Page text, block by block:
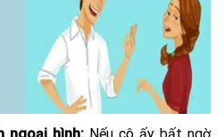
ngoại hình: Nếu cô ấy bất ngờ